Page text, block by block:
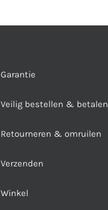
Garantie
Veilig bestellen & betalen
Retourneren & omruilen
Verzenden
Winkel